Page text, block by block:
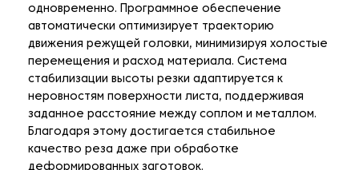
одновременно. Программное обеспечение
автоматически оптимизирует траекторию
движения режущей головки, минимизируя холостые
перемещения и расход материала. Система
стабилизации высоты резки адаптируется к
неровностям поверхности листа, поддерживая
заданное расстояние между соплом и металлом.
Благодаря этому достигается стабильное
качество реза даже при обработке
деформированных заготовок.